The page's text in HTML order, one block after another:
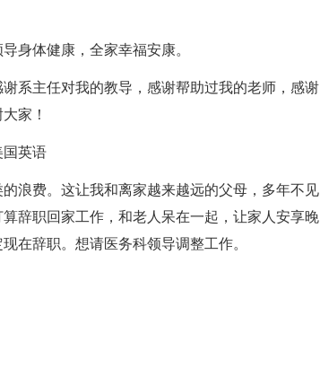
身体健康，全家幸福安康。
系主任对我的教导，感谢帮助过我的老师，感谢
家！
英语
浪费。这让我和离家越来越远的父母，多年不见
辞职回家工作，和老人呆在一起，让家人安享晚
在辞职。想请医务科领导调整工作。